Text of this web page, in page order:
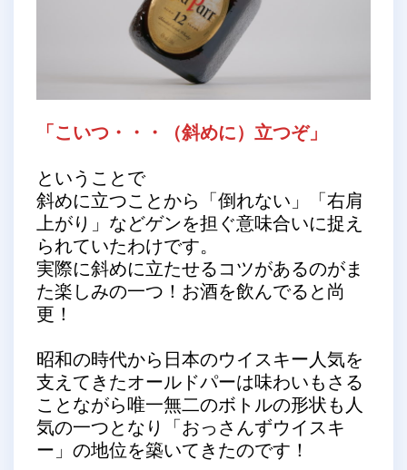
「こいつ・・・（斜めに）立つぞ」
ということで
斜めに立つことから「倒れない」「右肩
上がり」などゲンを担ぐ意味合いに捉え
られていたわけです。
実際に斜めに立たせるコツがあるのがま
た楽しみの一つ！お酒を飲んでると尚
更！
昭和の時代から日本のウイスキー人気を
支えてきたオールドパーは味わいもさる
ことながら唯一無二のボトルの形状も人
気の一つとなり「おっさんずウイスキ
ー」の地位を築いてきたのです！